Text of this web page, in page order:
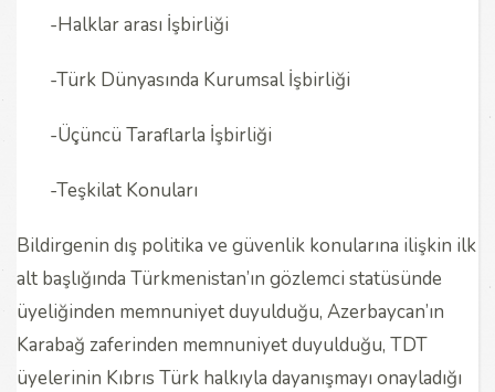
-Halklar arası İşbirliği
-Türk Dünyasında Kurumsal İşbirliği
-Üçüncü Taraflarla İşbirliği
-Teşkilat Konuları
Bildirgenin dış politika ve güvenlik konularına ilişkin ilk
alt başlığında Türkmenistan’ın gözlemci statüsünde
üyeliğinden memnuniyet duyulduğu, Azerbaycan’ın
Karabağ zaferinden memnuniyet duyulduğu, TDT
üyelerinin Kıbrıs Türk halkıyla dayanışmayı onayladığı